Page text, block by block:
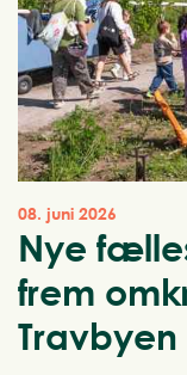
08. juni 2026
Nye
frem
Travbyen